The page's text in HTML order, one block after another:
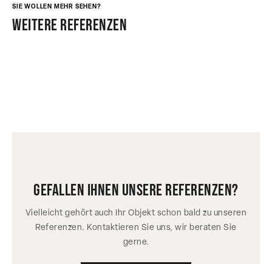
SIE WOLLEN MEHR SEHEN?
weitere referenzen
gefallen ihnen unsere referenzen?
Vielleicht gehört auch Ihr Objekt schon bald zu unseren
Referenzen. Kontaktieren Sie uns, wir beraten Sie
gerne.